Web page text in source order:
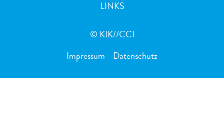
LINKS
© KIK//CCI
Impressum Datenschutz